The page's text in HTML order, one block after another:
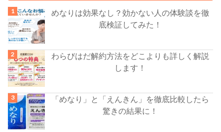
めなりは効果なし？効かない人の体験談を徹
底検証してみた！
わらびはだ解約方法をどこよりも詳しく解説
します！
「めなり」と「えんきん」を徹底比較したら
驚きの結果に！